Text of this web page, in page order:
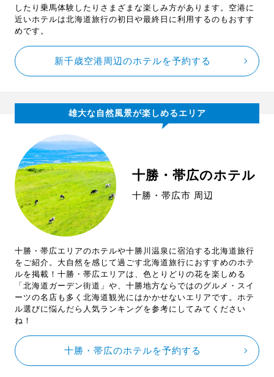
したり乗馬体験したりさまざまな楽しみ方があります。空港に
近いホテルは北海道旅行の初日や最終日に利用するのもおすす
めです。
新千歳空港周辺のホテルを予約する
雄大な自然風景が楽しめるエリア
十勝・帯広のホテル
十勝・帯広市 周辺
十勝・帯広エリアのホテルや十勝川温泉に宿泊する北海道旅行
をご紹介。大自然を感じて過ごす北海道旅行におすすめのホテ
ルを掲載！十勝・帯広エリアは、色とりどりの花を楽しめる
「北海道ガーデン街道」や、十勝地方ならではのグルメ・スイ
ーツの名店も多く北海道観光にはかかせないエリアです。ホテ
ル選びに悩んだら人気ランキングを参考にしてみてください
ね！
十勝・帯広のホテルを予約する